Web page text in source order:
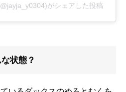
がシェアした投稿
状態？